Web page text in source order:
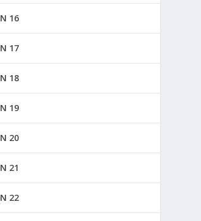
16
17
18
19
20
21
22